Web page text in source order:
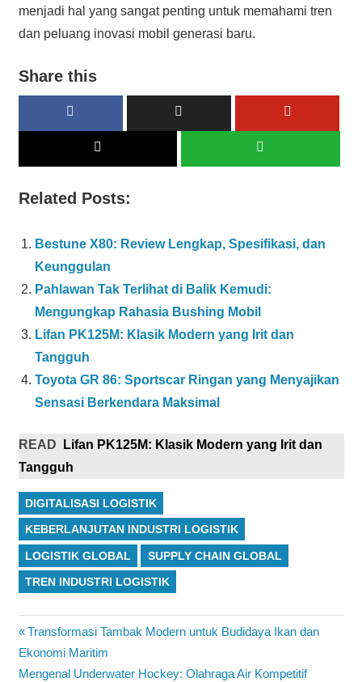
menjadi hal yang sangat penting untuk memahami tren
dan peluang inovasi mobil generasi baru.
Share this
Related Posts:
Bestune X80: Review Lengkap, Spesifikasi, dan
Keunggulan
Pahlawan Tak Terlihat di Balik Kemudi:
Mengungkap Rahasia Bushing Mobil
Lifan PK125M: Klasik Modern yang Irit dan
Tangguh
Toyota GR 86: Sportscar Ringan yang Menyajikan
Sensasi Berkendara Maksimal
READ
Lifan PK125M: Klasik Modern yang Irit dan
Tangguh
DIGITALISASI LOGISTIK
KEBERLANJUTAN INDUSTRI LOGISTIK
LOGISTIK GLOBAL SUPPLY CHAIN GLOBAL
TREN INDUSTRI LOGISTIK
Navigasi
pos
Previous
Post:
Transformasi Tambak Modern untuk Budidaya Ikan dan
Ekonomi Maritim
Next
Mengenal Underwater Hockey: Olahraga Air Kompetitif